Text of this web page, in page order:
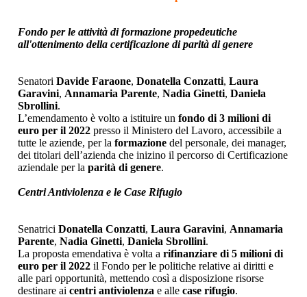
Fondo per le attività di formazione propedeutiche
all'ottenimento della certificazione di parità di genere
Senatori Davide Faraone, Donatella Conzatti, Laura
Garavini, Annamaria Parente, Nadia Ginetti, Daniela
Sbrollini.
L’emendamento è volto a istituire un fondo di 3 milioni di
euro per il 2022 presso il Ministero del Lavoro, accessibile a
tutte le aziende, per la formazione del personale, dei manager,
dei titolari dell’azienda che inizino il percorso di Certificazione
aziendale per la parità di genere.
Centri Antiviolenza e le Case Rifugio
Senatrici Donatella Conzatti, Laura Garavini, Annamaria
Parente, Nadia Ginetti, Daniela Sbrollini.
La proposta emendativa è volta a rifinanziare di 5 milioni di
euro per il 2022 il Fondo per le politiche relative ai diritti e
alle pari opportunità, mettendo così a disposizione risorse
destinare ai centri antiviolenza e alle case rifugio.